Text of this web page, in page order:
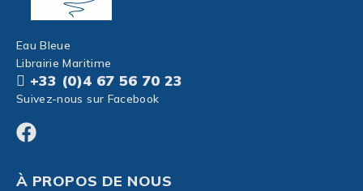
Eau Bleue
Librairie Maritime
+33 (0)4 67 56 70 23
Suivez-nous sur Facebook
À PROPOS DE NOUS